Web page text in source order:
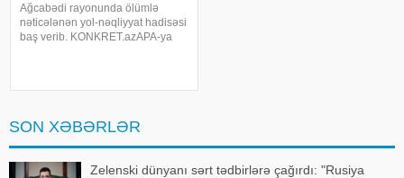
Ağcabədi rayonunda ölümlə
nəticələnən yol-nəqliyyat hadisəsi
baş verib. KONKRET.azAPA-ya
təvəllüdlü Eldəniz Musayevin
SON XƏBƏRLƏR
Zelenski dünyanı sərt tədbirlərə çağırdı: "Rusiya